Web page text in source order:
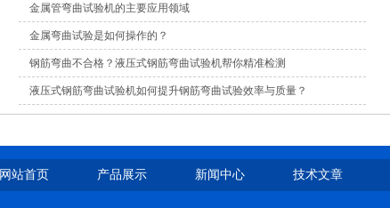
金属管弯曲试验机的主要应用领域
金属弯曲试验是如何操作的？
钢筋弯曲不合格？液压式钢筋弯曲试验机帮你精准检测
液压式钢筋弯曲试验机如何提升钢筋弯曲试验效率与质量？
网站首页 产品展示 新闻中心 技术文章